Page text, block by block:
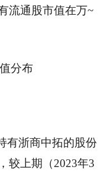
流通股市值在万~
分布
有浙商中拓的股份
较上期（2023年3